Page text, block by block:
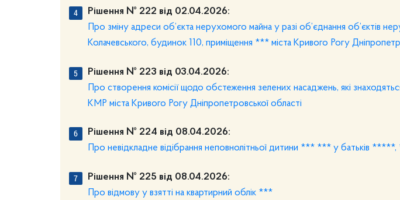
Рішення № 222 від 02.04.2026:
Про зміну адреси об’єкта нерухомого майна у разі об’єднання об’єктів
Колачевського, будинок 110, приміщення *** міста Кривого Рогу
Рішення № 223 від 03.04.2026:
Про створення комісії щодо обстеження зелених насаджень, які
КМР міста Кривого Рогу Дніпропетровської області
Рішення № 224 від 08.04.2026:
Про невідкладне відібрання неповнолітньої дитини *** *** у батьків
Рішення № 225 від 08.04.2026:
Про відмову у взятті на квартирний облік ***